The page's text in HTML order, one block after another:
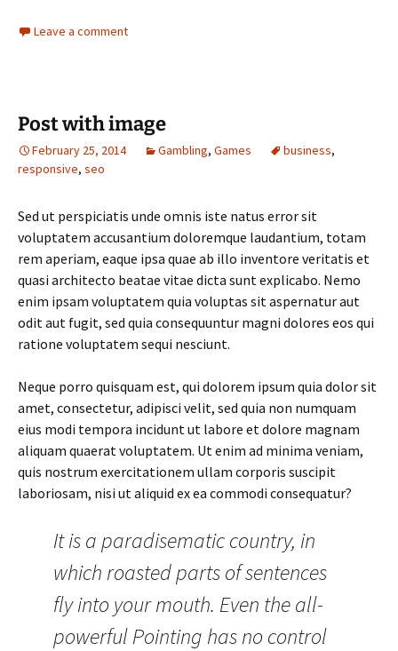
Leave a comment
Post with image
February 25, 2014 Gambling, Games business,
responsive, seo
Sed ut perspiciatis unde omnis iste natus error sit
voluptatem accusantium doloremque laudantium, totam
rem aperiam, eaque ipsa quae ab illo inventore veritatis et
quasi architecto beatae vitae dicta sunt explicabo. Nemo
enim ipsam voluptatem quia voluptas sit aspernatur aut
odit aut fugit, sed quia consequuntur magni dolores eos qui
ratione voluptatem sequi nesciunt.
Neque porro quisquam est, qui dolorem ipsum quia dolor sit
amet, consectetur, adipisci velit, sed quia non numquam
eius modi tempora incidunt ut labore et dolore magnam
aliquam quaerat voluptatem. Ut enim ad minima veniam,
quis nostrum exercitationem ullam corporis suscipit
laboriosam, nisi ut aliquid ex ea commodi consequatur?
It is a paradisematic country, in
which roasted parts of sentences
fly into your mouth. Even the all-
powerful Pointing has no control